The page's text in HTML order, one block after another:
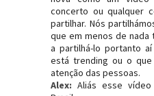
concerto ou qualquer
partilhar. Nós
que em menos de
a partilhá-lo portanto
está trending ou o
atenção das pessoas.
Alex: Aliás esse